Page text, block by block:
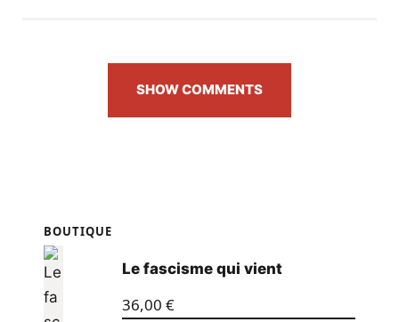
SHOW COMMENTS
BOUTIQUE
Le fascisme qui vient
36,00 €